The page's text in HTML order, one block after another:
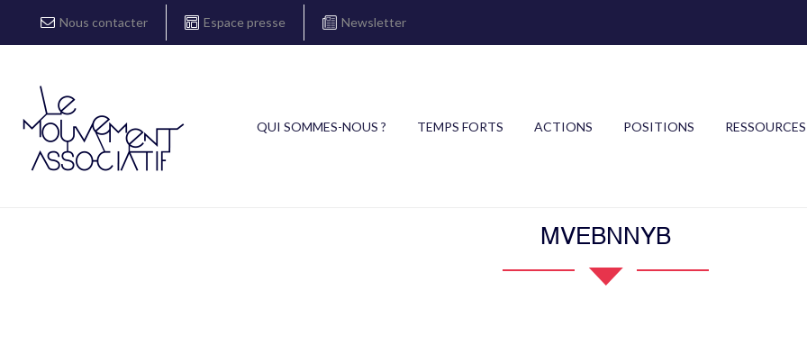
Nous contacter Espace presse Newsletter
QUI SOMMES-NOUS ? TEMPS FORTS ACTIONS POSITIONS RESSOURCES
MVEBNNYB